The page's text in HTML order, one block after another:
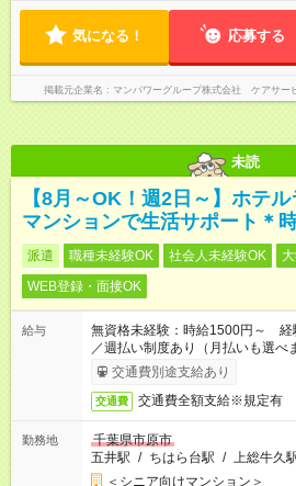
気になる！ 応募する
掲載元企業名 マンパワーグループ株式会社 ケアサー
未読
【8月～OK！週2日～】ホテ
マンションで生活サポート＊
派遣 職種未経験OK 社会人未経験OK
WEB登録・面接OK
給与
無資格未経験：時給1500円～
／週払い制度あり（月払いも選べ
了次第のお支払いとなります。
交通費別途支給あり
交通費 交通費全額支給※規定有
勤務地
千葉県市原市
五井駅 / ちはら台駅 / 上総牛久
＜シニア向けマンション＞